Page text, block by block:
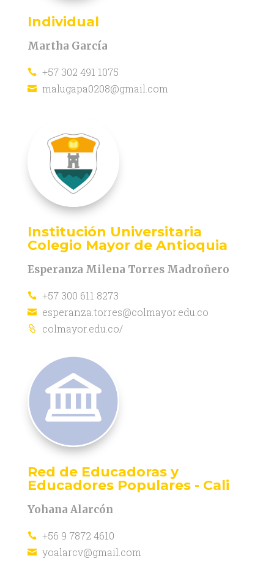
Individual
Martha García
 +57 302 491 1075
 malugapa0208@gmail.com
Institución Universitaria
Colegio Mayor de Antioquia
Esperanza Milena Torres Madroñero
 +57 300 611 8273
 esperanza.torres@colmayor.edu.co
 colmayor.edu.co/
Red de Educadoras y
Educadores Populares - Cali
Yohana Alarcón
 +56 9 7872 4610
 yoalarcv@gmail.com